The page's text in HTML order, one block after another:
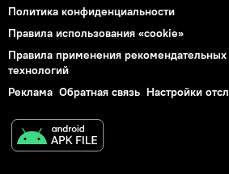
Политика конфиденциальности
Правила использования «cookie»
Правила применения рекомендательных
технологий
Реклама Обратная связь Настройки